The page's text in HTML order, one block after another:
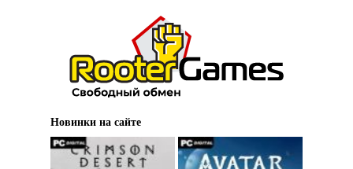
Новинки на сайте